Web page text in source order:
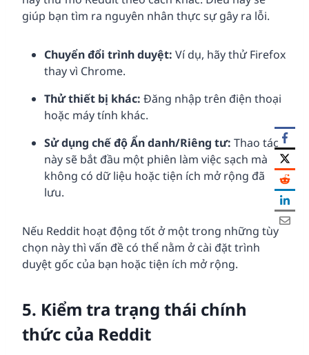
giúp bạn tìm ra nguyên nhân thực sự gây ra lỗi.
Chuyển đổi trình duyệt: Ví dụ, hãy thử Firefox
thay vì Chrome.
Thử thiết bị khác: Đăng nhập trên điện thoại
hoặc máy tính khác.
Sử dụng chế độ Ẩn danh/Riêng tư: Thao tác
này sẽ bắt đầu một phiên làm việc sạch mà
không có dữ liệu hoặc tiện ích mở rộng đã
lưu.
Nếu Reddit hoạt động tốt ở một trong những tùy
chọn này thì vấn đề có thể nằm ở cài đặt trình
duyệt gốc của bạn hoặc tiện ích mở rộng.
5. Kiểm tra trạng thái chính
thức của Reddit